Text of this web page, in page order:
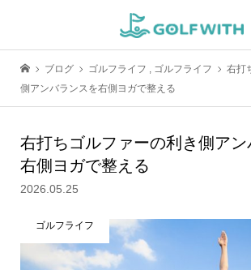
ブログ ゴルフライフ , ゴルフライフ
右打
側アンバランスを右側ヨガで整える
右打ちゴルファーの利き側ア
右側ヨガで整える
2026.05.25
ゴルフライフ